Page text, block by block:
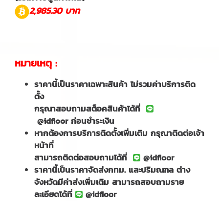
2,985.30 บาท
หมายเหตุ :
ราคานี้เป็นราคาเฉพาะสินค้า ไม่รวมค่าบริการติด
ตั้ง
กรุณาสอบถามสต็อคสินค้าได้ที่
@idfloor ก่อนชำระเงิน
หากต้องการบริการติดตั้งเพิ่มเติม กรุณาติดต่อเจ้า
หน้าที่
สามารถติดต่อสอบถามได้ที่
@idfloor
ราคานี้เป็นราคาจัดส่งกทม. และปริมณฑล ต่าง
จังหวัดมีค่าส่งเพิ่มเติม สามารถสอบถามราย
ละเอียดได้ที่
@idfloor